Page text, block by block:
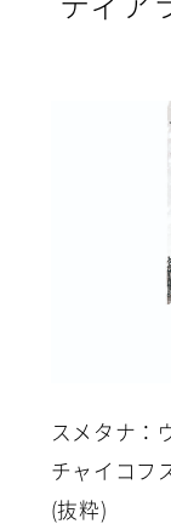
スメタナ：
チャイコフ
(抜粋)